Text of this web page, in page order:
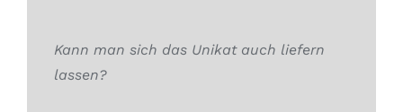
Kann man sich das Unikat auch liefern
lassen?